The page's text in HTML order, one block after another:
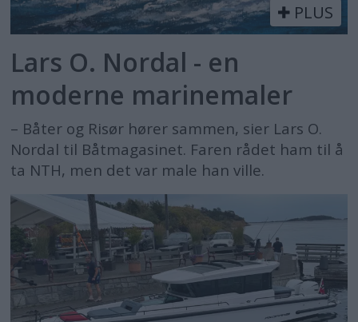
PLUS
Lars O. Nordal - en
moderne marinemaler
– Båter og Risør hører sammen, sier Lars O.
Nordal til Båtmagasinet. Faren rådet ham til å
ta NTH, men det var male han ville.